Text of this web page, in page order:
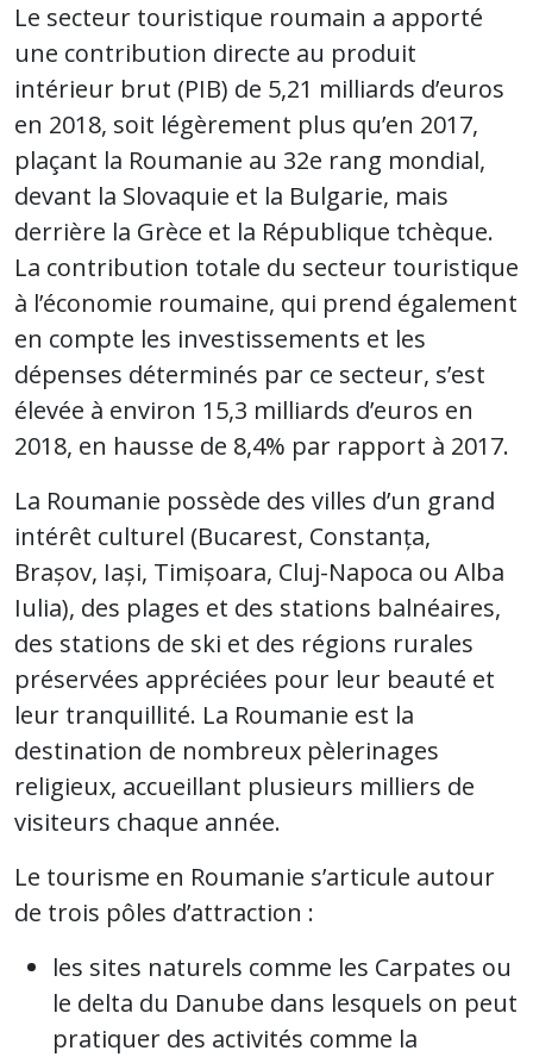
Le secteur touristique roumain a apporté
une contribution directe au produit
intérieur brut (PIB) de 5,21 milliards d’euros
en 2018, soit légèrement plus qu’en 2017,
plaçant la Roumanie au 32e rang mondial,
devant la Slovaquie et la Bulgarie, mais
derrière la Grèce et la République tchèque.
La contribution totale du secteur touristique
à l’économie roumaine, qui prend également
en compte les investissements et les
dépenses déterminés par ce secteur, s’est
élevée à environ 15,3 milliards d’euros en
2018, en hausse de 8,4% par rapport à 2017.
La Roumanie possède des villes d’un grand
intérêt culturel (Bucarest, Constanța,
Brașov, Iași, Timișoara, Cluj-Napoca ou Alba
Iulia), des plages et des stations balnéaires,
des stations de ski et des régions rurales
préservées appréciées pour leur beauté et
leur tranquillité. La Roumanie est la
destination de nombreux pèlerinages
religieux, accueillant plusieurs milliers de
visiteurs chaque année.
Le tourisme en Roumanie s’articule autour
de trois pôles d’attraction :
les sites naturels comme les Carpates ou
le delta du Danube dans lesquels on peut
pratiquer des activités comme la